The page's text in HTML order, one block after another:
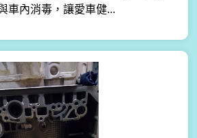
車內消毒，讓愛車健...